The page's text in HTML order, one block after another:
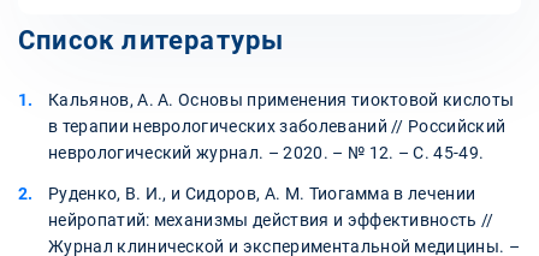
Список литературы
Кальянов, А. А. Основы применения тиоктовой кислоты
в терапии неврологических заболеваний // Российский
неврологический журнал. – 2020. – № 12. – С. 45-49.
Руденко, В. И., и Сидоров, А. М. Тиогамма в лечении
нейропатий: механизмы действия и эффективность //
Журнал клинической и экспериментальной медицины. –